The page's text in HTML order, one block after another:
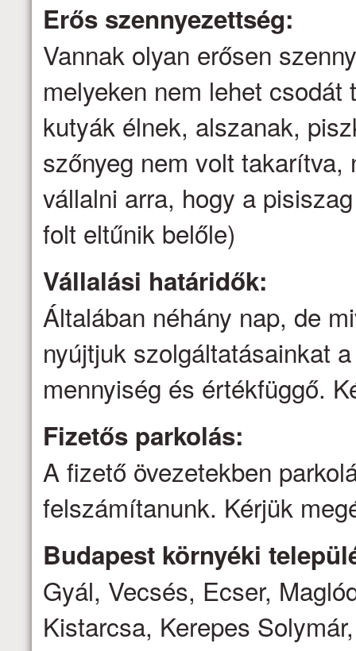
Erős szennyezettség:
Vannak olyan erősen
melyeken nem lehet
kutyák élnek, alszanak,
szőnyeg nem volt
vállalni arra, hogy a
folt eltűnik belőle)
Vállalási határidők:
Általában néhány nap, de
nyújtjuk szolgáltatásainkat
mennyiség és értékfüggő.
Fizetős parkolás:
A fizető övezetekben
felszámítanunk. Kérjük
Budapest környéki
Gyál, Vecsés, Ecser,
Kistarcsa, Kerepes